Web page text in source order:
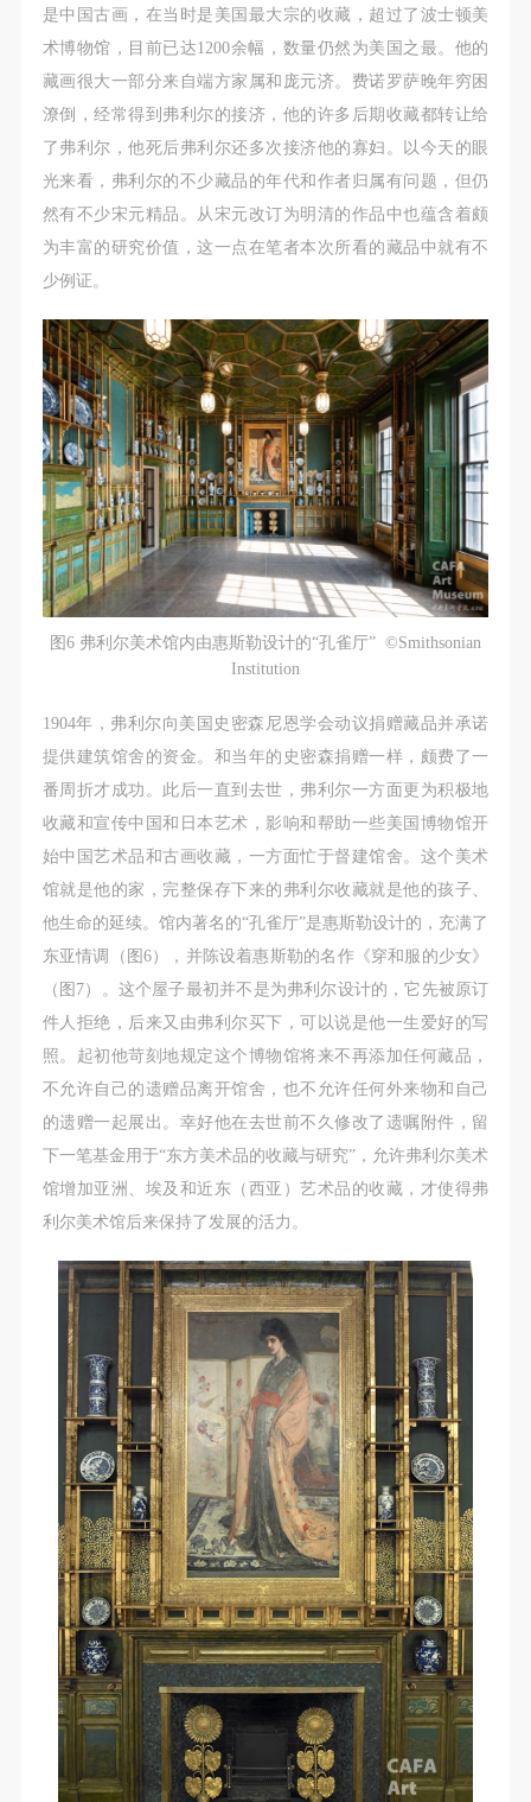
是中国古画，在当时是美国最大宗的收藏，超过了波士顿美
术博物馆，目前已达1200余幅，数量仍然为美国之最。他的
藏画很大一部分来自端方家属和庞元济。费诺罗萨晚年穷困
潦倒，经常得到弗利尔的接济，他的许多后期收藏都转让给
了弗利尔，他死后弗利尔还多次接济他的寡妇。以今天的眼
光来看，弗利尔的不少藏品的年代和作者归属有问题，但仍
然有不少宋元精品。从宋元改订为明清的作品中也蕴含着颇
为丰富的研究价值，这一点在笔者本次所看的藏品中就有不
少例证。
图6 弗利尔美术馆内由惠斯勒设计的“孔雀厅” ©Smithsonian
Institution
1904年，弗利尔向美国史密森尼恩学会动议捐赠藏品并承诺
提供建筑馆舍的资金。和当年的史密森捐赠一样，颇费了一
番周折才成功。此后一直到去世，弗利尔一方面更为积极地
收藏和宣传中国和日本艺术，影响和帮助一些美国博物馆开
始中国艺术品和古画收藏，一方面忙于督建馆舍。这个美术
馆就是他的家，完整保存下来的弗利尔收藏就是他的孩子、
他生命的延续。馆内著名的“孔雀厅”是惠斯勒设计的，充满了
东亚情调（图6），并陈设着惠斯勒的名作《穿和服的少女》
（图7）。这个屋子最初并不是为弗利尔设计的，它先被原订
件人拒绝，后来又由弗利尔买下，可以说是他一生爱好的写
照。起初他苛刻地规定这个博物馆将来不再添加任何藏品，
不允许自己的遗赠品离开馆舍，也不允许任何外来物和自己
的遗赠一起展出。幸好他在去世前不久修改了遗嘱附件，留
下一笔基金用于“东方美术品的收藏与研究”，允许弗利尔美术
馆增加亚洲、埃及和近东（西亚）艺术品的收藏，才使得弗
利尔美术馆后来保持了发展的活力。
快捷登录 帐号密码登录
手机号码
发送验证码
手机号码将作为您的登录账号